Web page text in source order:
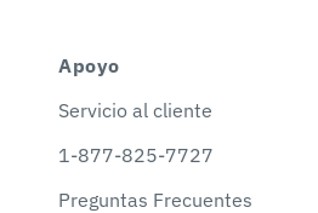
Apoyo
Servicio al cliente
1-877-825-7727
Preguntas Frecuentes